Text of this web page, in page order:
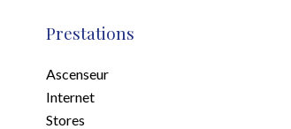
Prestations
Ascenseur
Internet
Stores